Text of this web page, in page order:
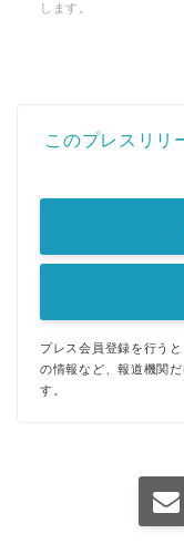
します。
このプレスリリ
プレス会員登録を行う
の情報など、報道機関
す。